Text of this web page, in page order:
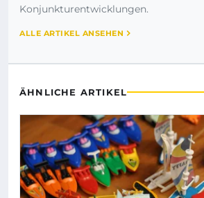
Konjunkturentwicklungen.
ALLE ARTIKEL ANSEHEN
ÄHNLICHE ARTIKEL